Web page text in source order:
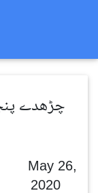
چڑھدے
May 26,
2020